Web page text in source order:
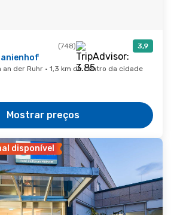
(748) 3,9
der Ruhr · 1,3 km de centro da cidade
Mostrar preços
disponível